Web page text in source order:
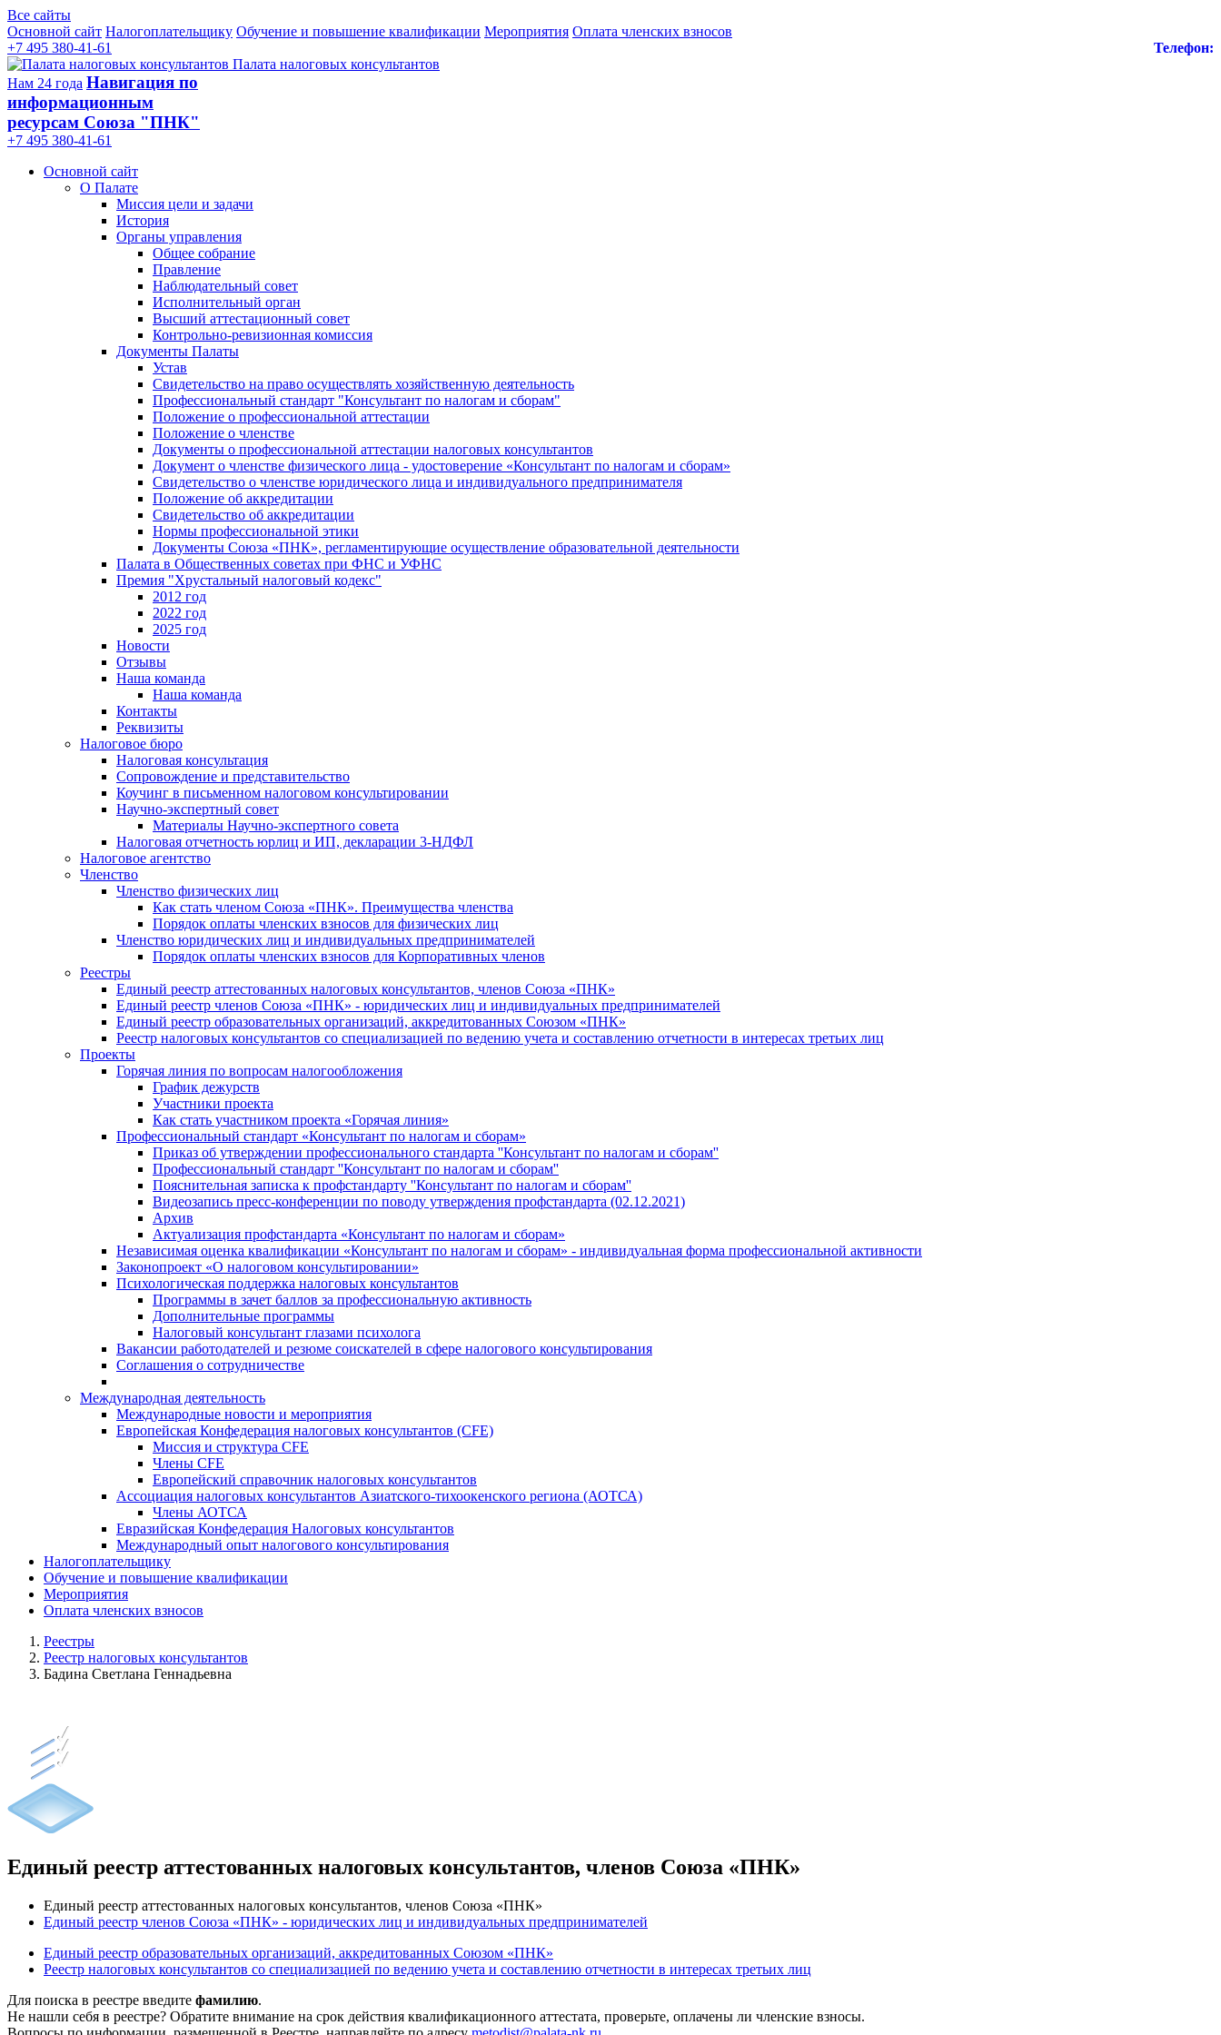
Все сайты
Основной сайт Налогоплательщику Обучение и повышение квалификации Мероприятия Оплата членских взносов
Телефон:
+7 495 380-41-61
Палата налоговых консультантов
Нам 24 года Навигация по
информационным
ресурсам Союза "ПНК"
+7 495 380‑41‑61
Основной сайт
О Палате
Миссия цели и задачи
История
Органы управления
Общее собрание
Правление
Наблюдательный совет
Исполнительный орган
Высший аттестационный совет
Контрольно-ревизионная комиссия
Документы Палаты
Устав
Свидетельство на право осуществлять хозяйственную деятельность
Профессиональный стандарт "Консультант по налогам и сборам"
Положение о профессиональной аттестации
Положение о членстве
Документы о профессиональной аттестации налоговых консультантов
Документ о членстве физического лица - удостоверение «Консультант по налогам и сборам»
Свидетельство о членстве юридического лица и индивидуального предпринимателя
Положение об аккредитации
Свидетельство об аккредитации
Нормы профессиональной этики
Документы Союза «ПНК», регламентирующие осуществление образовательной деятельности
Палата в Общественных советах при ФНС и УФНС
Премия "Хрустальный налоговый кодекс"
2012 год
2022 год
2025 год
Новости
Отзывы
Наша команда
Наша команда
Контакты
Реквизиты
Налоговое бюро
Налоговая консультация
Cопровождение и представительство
Коучинг в письменном налоговом консультировании
Научно-экспертный совет
Материалы Научно-экспертного совета
Налоговая отчетность юрлиц и ИП, декларации 3-НДФЛ
Налоговое агентство
Членство
Членство физических лиц
Как стать членом Союза «ПНК». Преимущества членства
Порядок оплаты членских взносов для физических лиц
Членство юридических лиц и индивидуальных предпринимателей
Порядок оплаты членских взносов для Корпоративных членов
Реестры
Единый реестр аттестованных налоговых консультантов, членов Союза «ПНК»
Единый реестр членов Союза «ПНК» - юридических лиц и индивидуальных предпринимателей
Единый реестр образовательных организаций, аккредитованных Союзом «ПНК»
Реестр налоговых консультантов со специализацией по ведению учета и составлению отчетности в интересах третьих лиц
Проекты
Горячая линия по вопросам налогообложения
График дежурств
Участники проекта
Как стать участником проекта «Горячая линия»
Профессиональный стандарт «Консультант по налогам и сборам»
Приказ об утверждении профессионального стандарта ''Консультант по налогам и сборам''
Профессиональный стандарт ''Консультант по налогам и сборам''
Пояснительная записка к профстандарту ''Консультант по налогам и сборам''
Видеозапись пресс-конференции по поводу утверждения профстандарта (02.12.2021)
Архив
Актуализация профстандарта «Консультант по налогам и сборам»
Независимая оценка квалификации «Консультант по налогам и сборам» - индивидуальная форма профессиональной активности
Законопроект «О налоговом консультировании»
Психологическая поддержка налоговых консультантов
Программы в зачет баллов за профессиональную активность
Дополнительные программы
Налоговый консультант глазами психолога
Вакансии работодателей и резюме соискателей в сфере налогового консультирования
Соглашения о сотрудничестве
Международная деятельность
Международные новости и мероприятия
Европейская Конфедерация налоговых консультантов (CFE)
Миссия и структура CFE
Члены CFE
Европейский справочник налоговых консультантов
Ассоциация налоговых консультантов Азиатского-тихоокенского региона (АОТСА)
Члены АОТСА
Евразийская Конфедерация Налоговых консультантов
Международный опыт налогового консультирования
Налогоплательщику
Обучение и повышение квалификации
Мероприятия
Оплата членских взносов
Реестры
Реестр налоговых консультантов
Бадина Светлана Геннадьевна
Единый реестр аттестованных налоговых консультантов, членов Союза «ПНК»
Единый реестр аттестованных налоговых консультантов, членов Союза «ПНК»
Единый реестр членов Союза «ПНК» - юридических лиц и индивидуальных предпринимателей
Единый реестр образовательных организаций, аккредитованных Союзом «ПНК»
Реестр налоговых консультантов со специализацией по ведению учета и составлению отчетности в интересах третьих лиц
Для поиска в реестре введите фамилию.
Не нашли себя в реестре? Обратите внимание на срок действия квалификационного аттестата, проверьте, оплачены ли членские взносы.